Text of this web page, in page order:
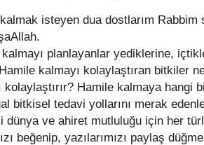
isteyen dua dostlarım Rabbim
kalmayı planlayanlar yediklerine,
kalmayı kolaylaştıran bitkiler
kolaylaştırır? Hamile kalmaya hangi
bitkisel tedavi yollarını merak
dünya ve ahiret mutluluğu için her
beğenip, yazılarımızı paylaş